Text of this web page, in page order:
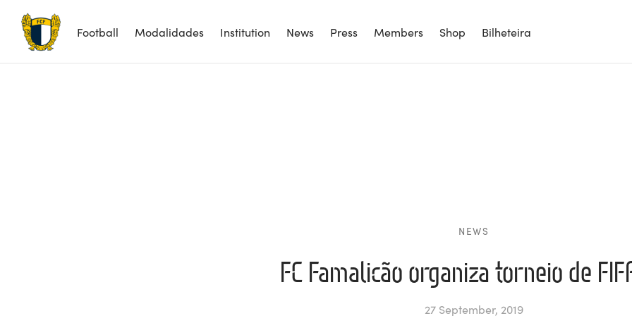
Football Modalidades Institution News Press Members Shop Bilheteira
NEWS
FC Famalicão organiza torneio de
27 September, 2019